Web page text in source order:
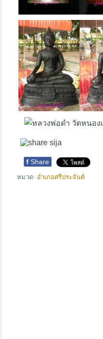
f Share
หมวด: อำเภอศรีประจันต์